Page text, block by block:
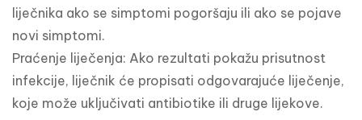
liječnika ako se simptomi pogoršaju ili ako se pojave
novi simptomi.
Praćenje liječenja: Ako rezultati pokažu prisutnost
infekcije, liječnik će propisati odgovarajuće liječenje,
koje može uključivati antibiotike ili druge lijekove.